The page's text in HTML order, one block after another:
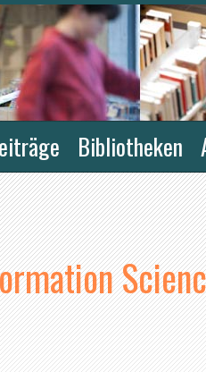
Bibliotheken